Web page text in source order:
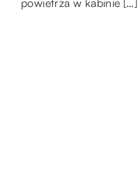
powietrza w kabinie […]